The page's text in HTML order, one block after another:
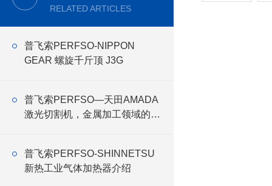
RELATED ARTICLES
普飞索PERFSO-NIPPON
GEAR 螺旋千斤顶 J3G
普飞索PERFSO—天田AMADA
激光切割机，金属加工领域的设
普飞索PERFSO-SHINNETSU
新热工业气体加热器介绍